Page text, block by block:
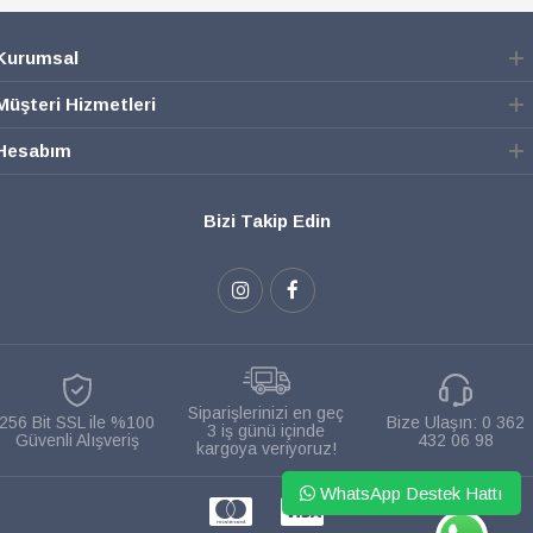
Hizmetleri
Bizi Takip Edin
256 Bit SSL ile %100
Güvenli Alışveriş
Siparişlerinizi en geç
3 iş günü içinde
kargoya veriyoruz!
Bize Ulaşın: 0 362
432 06 98
WHATSAPP
WhatsApp Destek Hattı